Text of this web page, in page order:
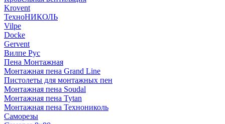
Krovent
ТехноНИКОЛЬ
Vilpe
Docke
Gervent
Вилпе Рус
Пена Монтажнaя
Монтажная пена Grand Linе
Пистолеты для монтажных пен
Монтажная пена Soudal
Монтажная пена Tytan
Монтажная пена Технониколь
Саморезы